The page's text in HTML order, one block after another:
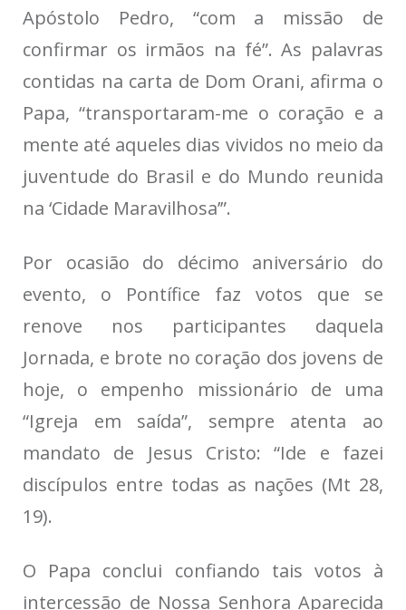
Apóstolo Pedro, “com a missão de
confirmar os irmãos na fé”. As palavras
contidas na carta de Dom Orani, afirma o
Papa, “transportaram-me o coração e a
mente até aqueles dias vividos no meio da
juventude do Brasil e do Mundo reunida
na ‘Cidade Maravilhosa’”.
Por ocasião do décimo aniversário do
evento, o Pontífice faz votos que se
renove nos participantes daquela
Jornada, e brote no coração dos jovens de
hoje, o empenho missionário de uma
“Igreja em saída”, sempre atenta ao
mandato de Jesus Cristo: “Ide e fazei
discípulos entre todas as nações (Mt 28,
19).
O Papa conclui confiando tais votos à
intercessão de Nossa Senhora Aparecida